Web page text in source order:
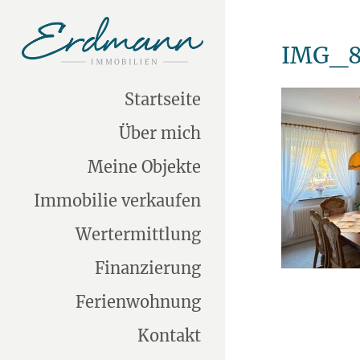
Startseite
Über mich
Meine Objekte
Immobilie verkaufen
Wertermittlung
Finanzierung
Ferienwohnung
Kontakt